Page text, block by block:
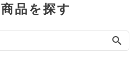
品を探す
search